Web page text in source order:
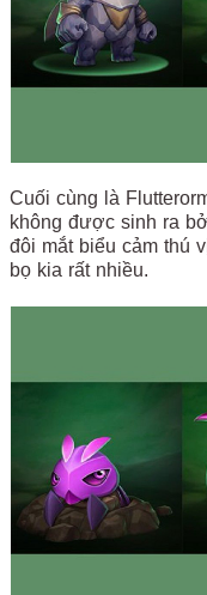
Cuối cùng là
không được sinh ra
đôi mắt biểu cảm thú
bọ kia rất nhiều.